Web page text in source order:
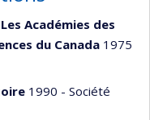
Académies des
du Canada 1975
1990 - Société